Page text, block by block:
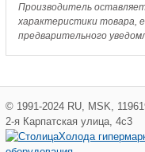
Производитель
характеристики товара,
предварительного
© 1991-2024 RU MSK
2-я Карпатская улица, 4с3